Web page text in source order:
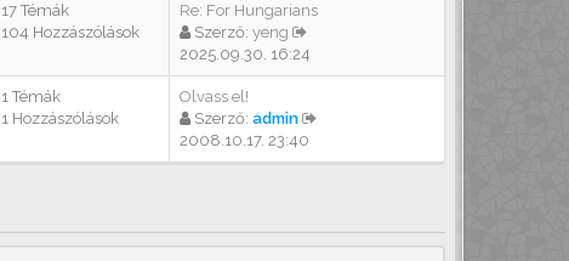
17 Témák
104 Hozzászólások
Re: For Hungarians
Szerző: yeng
2025.09.30. 16:24
1 Témák
1 Hozzászólások
Olvass el!
Szerző: admin
2008.10.17. 23:40